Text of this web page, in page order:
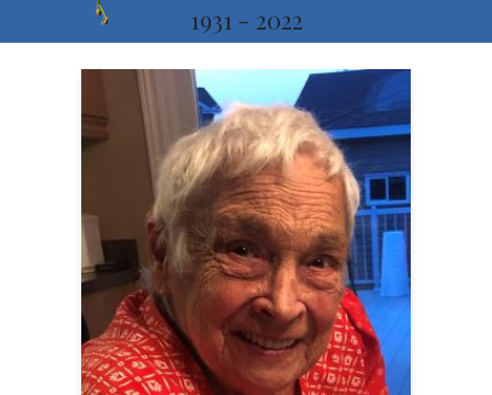
1931 - 2022